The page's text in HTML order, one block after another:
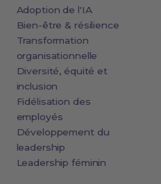
Adoption de l'IA
Bien-être & résilience
Transformation
organisationnelle
Diversité, équité et
inclusion
Fidélisation des
employés
Développement du
leadership
Leadership féminin